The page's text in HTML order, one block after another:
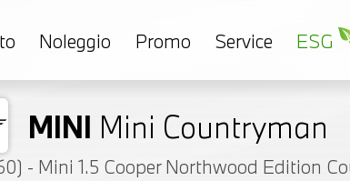
Noleggio Promo Service ESG
MINI Mini Countryman
- Mini 1.5 Cooper Northwood Edition